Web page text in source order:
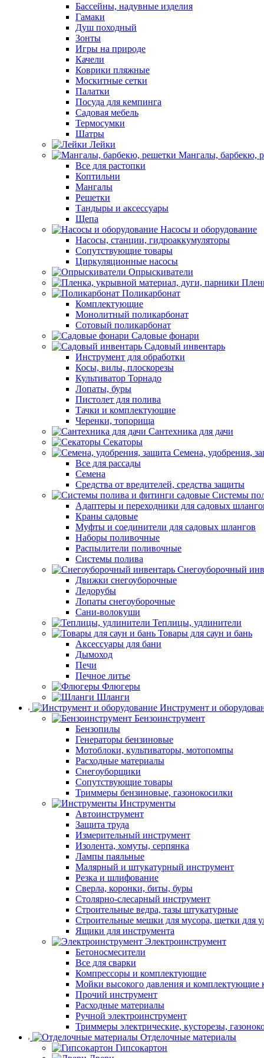
Бассейны, надувные изделия
Гамаки
Душ походный
Зонты
Игры на природе
Качели
Коврики пляжные
Москитные сетки
Палатки
Посуда для кемпинга
Садовая мебель
Термосумки
Шатры
Лейки
Мангалы, барбекю,
Все для растопки
Коптильни
Мангалы
Решетки
Тандыры и аксессуары
Щепа
Насосы и оборудование
Насосы, станции, гидроаккумуляторы
Сопутствующие товары
Циркуляционные насосы
Опрыскиватели
Поликарбонат
Комплектующие
Монолитный поликарбонат
Сотовый поликарбонат
Садовые фонари
Садовый инвентарь
Инструмент для обработки
Косы, вилы, плоскорезы
Культиватор Торнадо
Лопаты, буры
Пистолет для полива
Тачки и комплектующие
Черенки, топорища
Сантехника для дачи
Секаторы
Семена, удобрения,
Все для рассады
Семена
Средства от вредителей, средства защиты
Системы
Адаптеры и переходники для садовых
Краны садовые
Муфты и соединители для садовых шлангов
Наборы поливочные
Распылители поливочные
Системы полива
Снегоуборочный
Движки снегоуборочные
Ледорубы
Лопаты снегоуборочные
Сани-волокуши
Теплицы, удлинители
Товары для саун и бань
Аксессуары для бани
Дымоход
Печи
Печное литье
Флюгеры
Шланги
Инструмент и
Бензоинструмент
Бензопилы
Генераторы бензиновые
Мотоблоки, культиваторы, мотопомпы
Расходные материалы
Снегоуборщики
Сопутствующие товары
Триммеры бензиновые, газонокосилки
Инструменты
Автоинструмент
Защита труда
Измерительный инструмент
Изолента, хомуты, серпянка
Лампы паяльные
Малярный и штукатурный инструмент
Резка и шлифование
Сверла, коронки, биты, буры
Столярно-слесарный инструмент
Строительные ведра, тазы штукатурные
Строительные мешки для мусора, щетки для
Ящики для инструмента
Электроинструмент
Бетоносмесители
Все для сварки
Компрессоры и комплектующие
Мойки высокого давления и комплектующие
Прочий инструмент
Расходные материалы
Ручной электроинструмент
Триммеры электрические, кусторезы,
Отделочные материалы
Гипсокартон